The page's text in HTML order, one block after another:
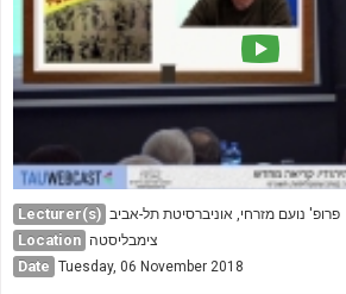
Lecturer(s) פרופ' נועם מזרחי, אוניברסיטת תל-אביב
Location צימבליסטה
Date Tuesday, 06 November 2018